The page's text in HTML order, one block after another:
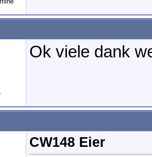
Ok viele dank
CW148 Eier